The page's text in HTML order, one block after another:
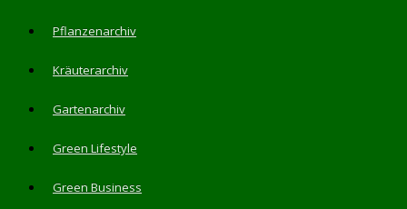
Pflanzenarchiv
Kräuterarchiv
Gartenarchiv
Green Lifestyle
Green Business